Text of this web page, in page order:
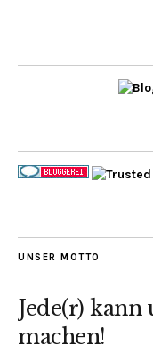
UNSER MOTTO
Jede(r) kann
machen!